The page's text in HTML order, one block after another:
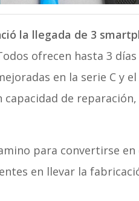
la llegada de 3
ofrecen hasta 3 días
en la serie C y
de reparación,
para convertirse en
en llevar la